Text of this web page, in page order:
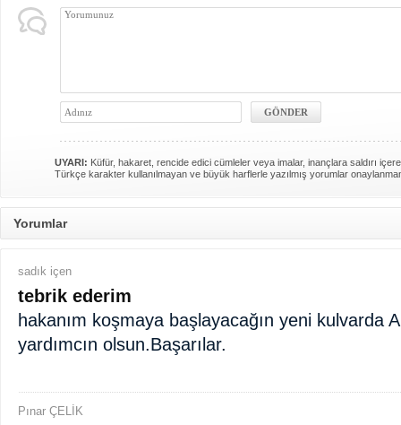
UYARI: Küfür, hakaret, rencide edici cümleler veya imalar, inançlara saldırı
Türkçe karakter kullanılmayan ve büyük harflerle yazılmış yorumlar
Yorumlar
sadık içen
tebrik ederim
hakanım koşmaya başlayacağın yeni kulvarda
yardımcın olsun.Başarılar.
Pınar ÇELİK